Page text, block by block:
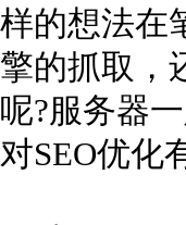
样的想法在
擎的抓取，
呢?服务器
对SEO优化